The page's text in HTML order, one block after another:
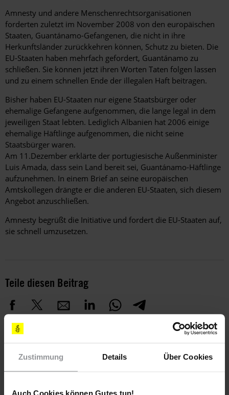
Zustimmung Details Über Cookies
Auch Cookies können Gutes tun!
Amnesty und andere Menschenrechtsorganisationen
forderten zuletzt im November 2008 von den europäischen
Staaten, Guantánamo-Gefangenen, die nicht in ihre
Herkunftsländer zurückkehren können, Schutz zu bieten. Die
EU-Staaten haben mehrfach gefordert, Guantánamo zu
schließen. Sie können jetzt ihren Worten Taten folgen lassen
und zu einem schnellen Ende der illegalen Haft beitragen.
Bisher haben EU-Staaten nur eigene Staatsbürger oder
ehemalige Gefangene aufgenommen, die lange legal in dem
jeweiligen Staat lebten. Lediglich Albanien hat 2006 einige
ehemalige Häftlinge aufgenommen, die nicht seine
Staatsbürger waren.
Am 11.Dezember erklärte der portugiesische Außenminister
Luis Amada, dass sein Land bereit sei, Guantánamo-Häftlinge
aufzunehmen. In einem Brief an seine europäischen
Amtskollegen drängte er die anderen EU-Staaten, sich diesem
Angebot anzuschließen.
Amnesty begrüßt die Initiative und fordert die EU-Staaten auf,
sie schnell umzusetzen.
Teile diesen Beitrag